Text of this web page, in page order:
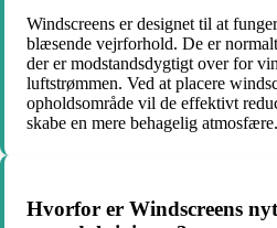
Windscreens er designet til at
blæsende vejrforhold. De er
der er modstandsdygtigt over for
luftstrømmen. Ved at placere
opholdsområde vil de effektivt
skabe en mere behagelig atmosfære.
Hvorfor er Windscreens